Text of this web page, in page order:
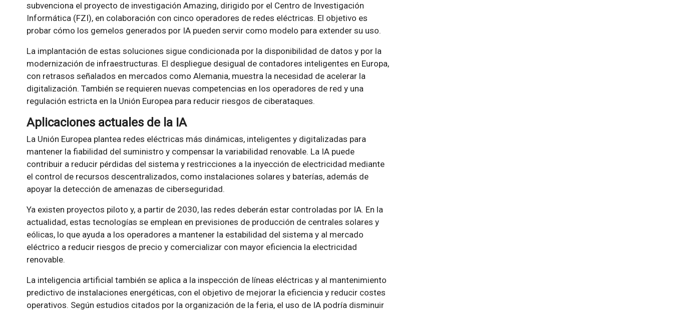
subvenciona el proyecto de investigación Amazing, dirigido por el Centro de Investigación
Informática (FZI), en colaboración con cinco operadores de redes eléctricas. El objetivo es
probar cómo los gemelos generados por IA pueden servir como modelo para extender su uso.
La implantación de estas soluciones sigue condicionada por la disponibilidad de datos y por la
modernización de infraestructuras. El despliegue desigual de contadores inteligentes en Europa,
con retrasos señalados en mercados como Alemania, muestra la necesidad de acelerar la
digitalización. También se requieren nuevas competencias en los operadores de red y una
regulación estricta en la Unión Europea para reducir riesgos de ciberataques.
Aplicaciones actuales de la IA
La Unión Europea plantea redes eléctricas más dinámicas, inteligentes y digitalizadas para
mantener la fiabilidad del suministro y compensar la variabilidad renovable. La IA puede
contribuir a reducir pérdidas del sistema y restricciones a la inyección de electricidad mediante
el control de recursos descentralizados, como instalaciones solares y baterías, además de
apoyar la detección de amenazas de ciberseguridad.
Ya existen proyectos piloto y, a partir de 2030, las redes deberán estar controladas por IA. En la
actualidad, estas tecnologías se emplean en previsiones de producción de centrales solares y
eólicas, lo que ayuda a los operadores a mantener la estabilidad del sistema y al mercado
eléctrico a reducir riesgos de precio y comercializar con mayor eficiencia la electricidad
renovable.
La inteligencia artificial también se aplica a la inspección de líneas eléctricas y al mantenimiento
predictivo de instalaciones energéticas, con el objetivo de mejorar la eficiencia y reducir costes
operativos. Según estudios citados por la organización de la feria, el uso de IA podría disminuir